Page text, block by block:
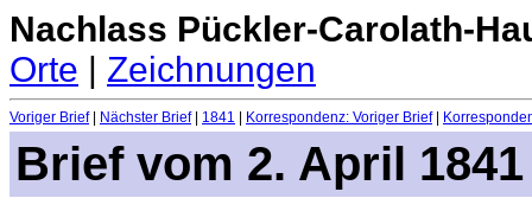
Nachlass Pückler-Carolath-
Orte | Zeichnungen
Voriger Brief| Nächster Brief| 1841 Korrespondenz: Voriger Brief|
Brief vom 2. April 1841